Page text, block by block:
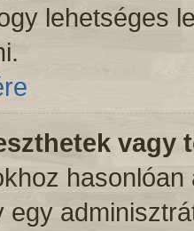
lehetséges
vagy
egy